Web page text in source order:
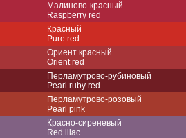
Малиново-красный
Raspberry red
Красный
Pure red
Ориент красный
Orient red
Перламутрово-рубиновый
Pearl ruby red
Перламутрово-розовый
Pearl pink
Красно-сиреневый
Red lilac